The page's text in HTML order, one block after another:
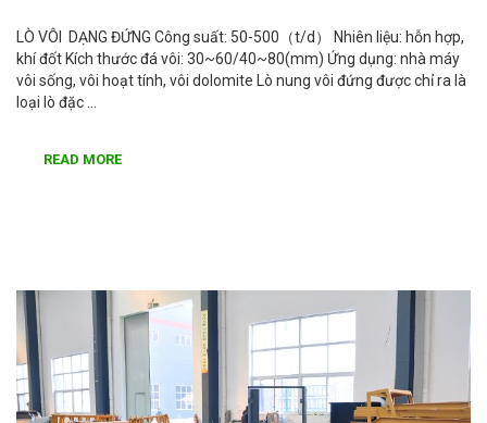
LÒ VÔI DẠNG ĐỨNG Công suất: 50-500（t/d） Nhiên liệu: hỗn hợp,
khí đốt Kích thước đá vôi: 30~60/40~80(mm) Ứng dụng: nhà máy
vôi sống, vôi hoạt tính, vôi dolomite Lò nung vôi đứng được chỉ ra là
loại lò đặc …
READ MORE